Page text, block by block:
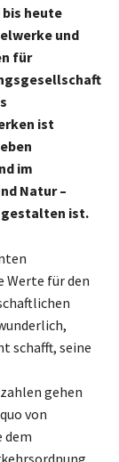
heute
und
für
ist
im
Natur –
gestalten ist.
Werte für den
schafft, seine
gehen
von
dem